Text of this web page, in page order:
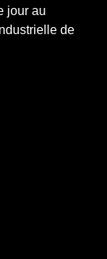
jour au
de